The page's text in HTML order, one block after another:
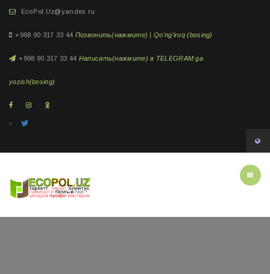
EcoPol.Uz@yandex.ru
+998 90 317 33 44 Позвонить(нажмите) | Qo'ng'iroq (bosing)
+998 90 317 33 44 Написать(нажмите) в TELEGRAM ga
yozish(bosing)